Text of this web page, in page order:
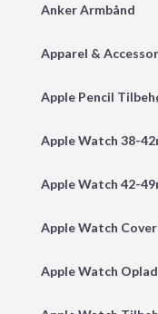
Anker Armbånd
Apparel &
Apple Pencil
Apple Watch 38-
Apple Watch 42-
Apple Watch Cover
Apple Watch